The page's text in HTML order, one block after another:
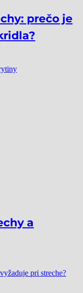
prečo je
a